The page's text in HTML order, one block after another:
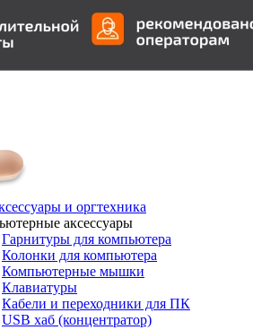
и оргтехника
аксессуары
Гарнитуры для компьютера
Колонки для компьютера
Компьютерные мышки
Клавиатуры
Кабели и переходники для ПК
USB хаб (концентратор)